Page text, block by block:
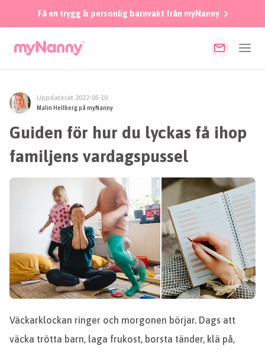
Få en trygg & personlig barnvakt från myNanny
Uppdaterat 2022-05-10
Malin Hellberg på myNanny
Guiden för hur du lyckas få ihop
familjens vardagspussel
Väckarklockan ringer och morgonen börjar. Dags att
väcka trötta barn, laga frukost, borsta tänder, klä på,